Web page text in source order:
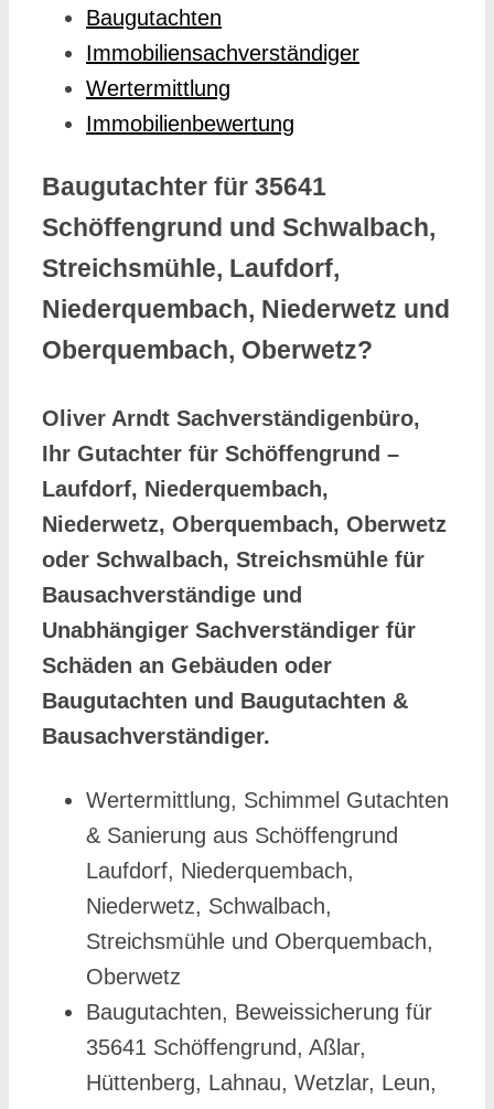
Baugutachten
Immobiliensachverständiger
Wertermittlung
Immobilienbewertung
Baugutachter für 35641
Schöffengrund und Schwalbach,
Streichsmühle, Laufdorf,
Niederquembach, Niederwetz und
Oberquembach, Oberwetz?
Oliver Arndt Sachverständigenbüro,
Ihr Gutachter für Schöffengrund –
Laufdorf, Niederquembach,
Niederwetz, Oberquembach, Oberwetz
oder Schwalbach, Streichsmühle für
Bausachverständige und
Unabhängiger Sachverständiger für
Schäden an Gebäuden oder
Baugutachten und Baugutachten &
Bausachverständiger.
Wertermittlung, Schimmel Gutachten
& Sanierung aus Schöffengrund
Laufdorf, Niederquembach,
Niederwetz, Schwalbach,
Streichsmühle und Oberquembach,
Oberwetz
Baugutachten, Beweissicherung für
35641 Schöffengrund, Aßlar,
Hüttenberg, Lahnau, Wetzlar, Leun,